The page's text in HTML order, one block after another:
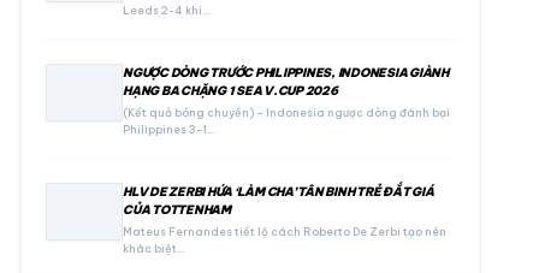
Leeds 2-4 khi…
NGƯỢC DÒNG TRƯỚC PHILIPPINES, INDONESIA GIÀNH
HẠNG BA CHẶNG 1 SEA V.CUP 2026
(Kết quả bóng chuyền) – Indonesia ngược dòng đánh bại
Philippines 3-1…
HLV DE ZERBI HỨA ‘LÀM CHA’ TÂN BINH TRẺ ĐẮT GIÁ
CỦA TOTTENHAM
Mateus Fernandes tiết lộ cách Roberto De Zerbi tạo nên
khác biệt…